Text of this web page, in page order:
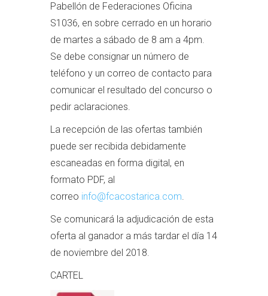
Pabellón de Federaciones Oficina
S1036, en sobre cerrado en un horario
de martes a sábado de 8 am a 4pm.
Se debe consignar un número de
teléfono y un correo de contacto para
comunicar el resultado del concurso o
pedir aclaraciones.
La recepción de las ofertas también
puede ser recibida debidamente
escaneadas en forma digital, en
formato PDF, al
correo info@fcacostarica.com.
Se comunicará la adjudicación de esta
oferta al ganador a más tardar el día 14
de noviembre del 2018.
CARTEL